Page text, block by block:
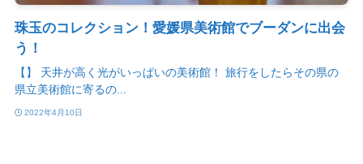
珠玉のコレクション！愛媛県美術館でブーダンに出会
う！
【】 天井が高く光がいっぱいの美術館！ 旅行をしたらその県の
県立美術館に寄るの...
2022年4月10日